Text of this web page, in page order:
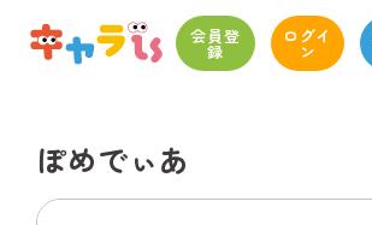
会員登
録
ログイ
ン
ぽめでぃあ